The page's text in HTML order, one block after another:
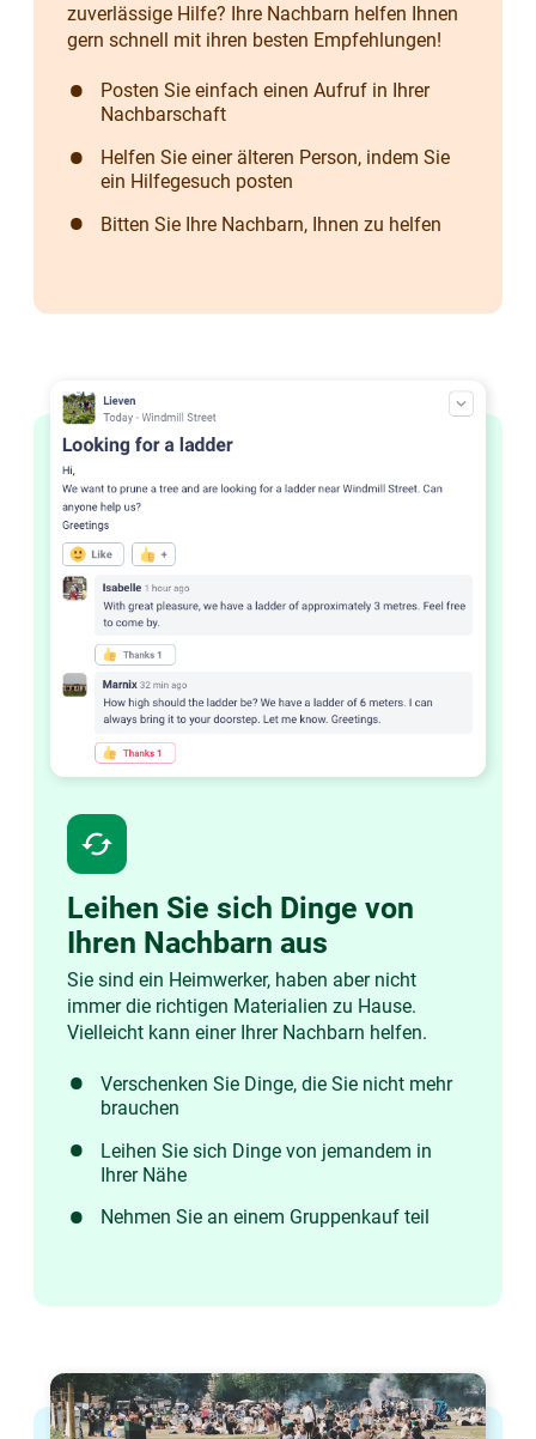
zuverlässige Hilfe? Ihre Nachbarn helfen Ihnen
gern schnell mit ihren besten Empfehlungen!
Posten Sie einfach einen Aufruf in Ihrer
Nachbarschaft
Helfen Sie einer älteren Person, indem Sie
ein Hilfegesuch posten
Bitten Sie Ihre Nachbarn, Ihnen zu helfen
cached
Leihen Sie sich Dinge von
Ihren Nachbarn aus
Sie sind ein Heimwerker, haben aber nicht
immer die richtigen Materialien zu Hause.
Vielleicht kann einer Ihrer Nachbarn helfen.
Verschenken Sie Dinge, die Sie nicht mehr
brauchen
Leihen Sie sich Dinge von jemandem in
Ihrer Nähe
Nehmen Sie an einem Gruppenkauf teil